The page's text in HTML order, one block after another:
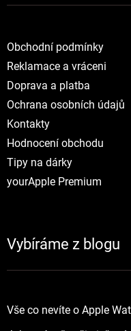
Obchodní podmínky
Reklamace a vráceni
Doprava a platba
Ochrana osobních údajů
Kontakty
Hodnocení obchodu
Tipy na dárky
yourApple Premium
Vybíráme z blogu
Vše co nevíte o Apple